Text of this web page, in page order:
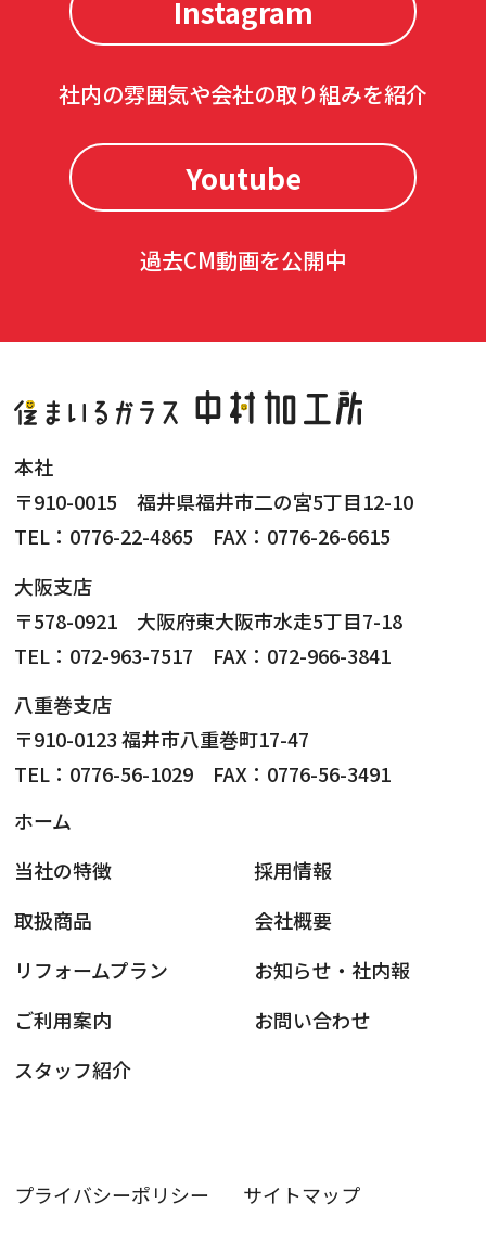
Instagram
社内の雰囲気や会社の取り組みを紹介
Youtube
過去CM動画を公開中
本社
〒910-0015 福井県福井市二の宮5丁目12-10
TEL：0776-22-4865 FAX：0776-26-6615
大阪支店
〒578-0921 大阪府東大阪市水走5丁目7-18
TEL：072-963-7517 FAX：072-966-3841
八重巻支店
〒910-0123 福井市八重巻町17-47
TEL：0776-56-1029 FAX：0776-56-3491
ホーム
当社の特徴
取扱商品
リフォームプラン
ご利用案内
スタッフ紹介
採用情報
会社概要
お知らせ・社内報
お問い合わせ
プライバシーポリシー サイトマップ